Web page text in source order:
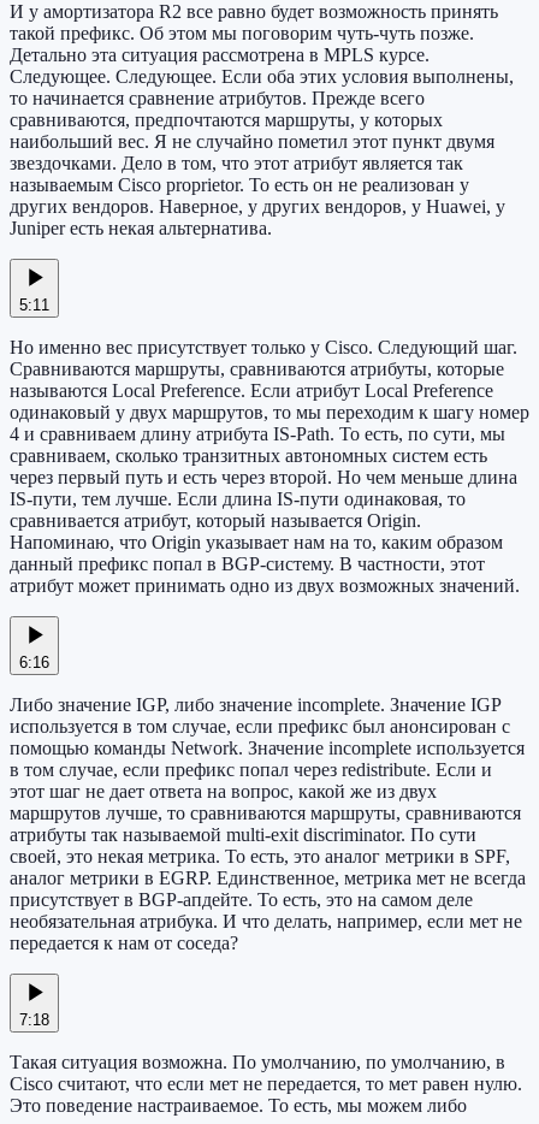
И у амортизатора R2 все равно будет возможность принять
такой префикс. Об этом мы поговорим чуть-чуть позже.
Детально эта ситуация рассмотрена в MPLS курсе.
Следующее. Следующее. Если оба этих условия выполнены,
то начинается сравнение атрибутов. Прежде всего
сравниваются, предпочтаются маршруты, у которых
наибольший вес. Я не случайно пометил этот пункт двумя
звездочками. Дело в том, что этот атрибут является так
называемым Cisco proprietor. То есть он не реализован у
других вендоров. Наверное, у других вендоров, у Huawei, у
Juniper есть некая альтернатива.
5:11
Но именно вес присутствует только у Cisco. Следующий шаг.
Сравниваются маршруты, сравниваются атрибуты, которые
называются Local Preference. Если атрибут Local Preference
одинаковый у двух маршрутов, то мы переходим к шагу номер
4 и сравниваем длину атрибута IS-Path. То есть, по сути, мы
сравниваем, сколько транзитных автономных систем есть
через первый путь и есть через второй. Но чем меньше длина
IS-пути, тем лучше. Если длина IS-пути одинаковая, то
сравнивается атрибут, который называется Origin.
Напоминаю, что Origin указывает нам на то, каким образом
данный префикс попал в BGP-систему. В частности, этот
атрибут может принимать одно из двух возможных значений.
6:16
Либо значение IGP, либо значение incomplete. Значение IGP
используется в том случае, если префикс был анонсирован с
помощью команды Network. Значение incomplete используется
в том случае, если префикс попал через redistribute. Если и
этот шаг не дает ответа на вопрос, какой же из двух
маршрутов лучше, то сравниваются маршруты, сравниваются
атрибуты так называемой multi-exit discriminator. По сути
своей, это некая метрика. То есть, это аналог метрики в SPF,
аналог метрики в EGRP. Единственное, метрика мет не всегда
присутствует в BGP-апдейте. То есть, это на самом деле
необязательная атрибука. И что делать, например, если мет не
передается к нам от соседа?
7:18
Такая ситуация возможна. По умолчанию, по умолчанию, в
Cisco считают, что если мет не передается, то мет равен нулю.
Это поведение настраиваемое. То есть, мы можем либо